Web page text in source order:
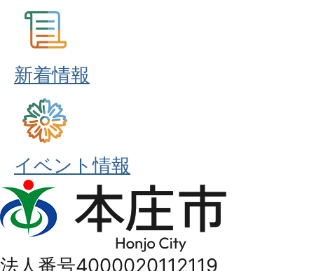
新着情報
イベント情報
本
庄
法人番号4000020112119